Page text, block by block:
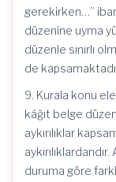
gerekirken…”
düzenine uyma
düzenle sınırlı
de
9. Kurala konu
kâğıt belge
aykırılıklar
duruma göre